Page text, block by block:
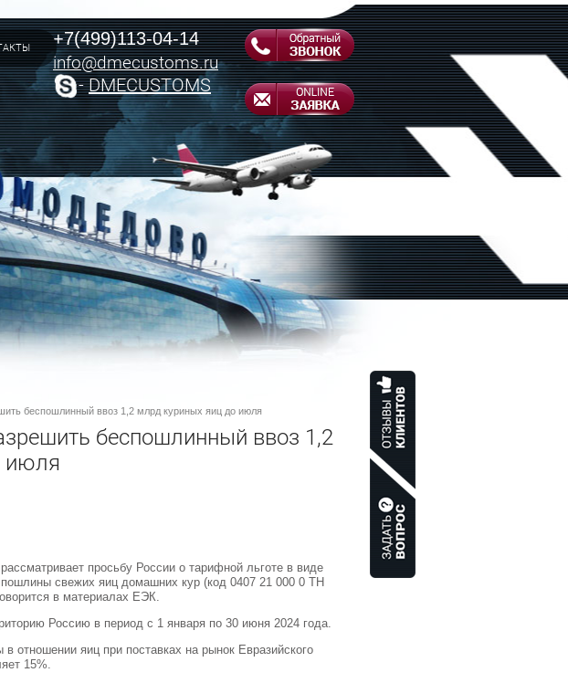
+7(499)113-04-14
info@dmecustoms.ru
-DMECUSTOMS
беспошлинный ввоз 1,2 млрд куриных яиц до июля
беспошлинный ввоз 1,2
июля
просьбу России о тарифной льготе в виде
свежих яиц домашних кур (код 0407 21 000 0 ТН
в материалах ЕЭК.
Россию в период с 1 января по 30 июня 2024 года.
отношении яиц при поставках на рынок Евразийского
15%.